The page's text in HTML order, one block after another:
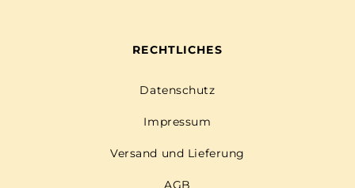
RECHTLICHES
Datenschutz
Impressum
Versand und Lieferung
AGB